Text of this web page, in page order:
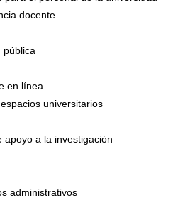
docente
pública
en línea
universitarios
apoyo a la investigación
administrativos